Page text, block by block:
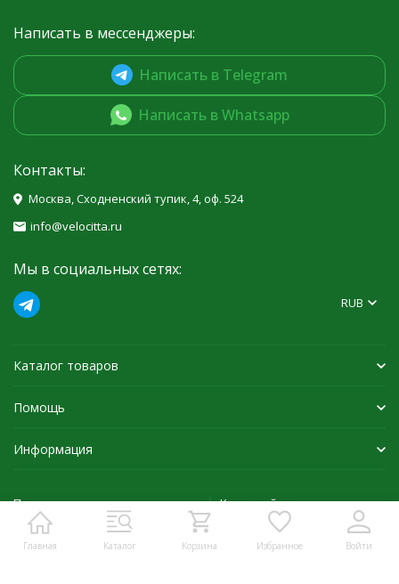
Главная Каталог Корзина Избранное Войти
Написать в мессенджеры:
Написать в Telegram
Написать в Whatsapp
Контакты:
Москва, Сходненский тупик, 4, оф. 524
info@velocitta.ru
Мы в социальных сетях:
RUB
Каталог товаров
Помощь
Информация
Политика персональных данных Карта сайта